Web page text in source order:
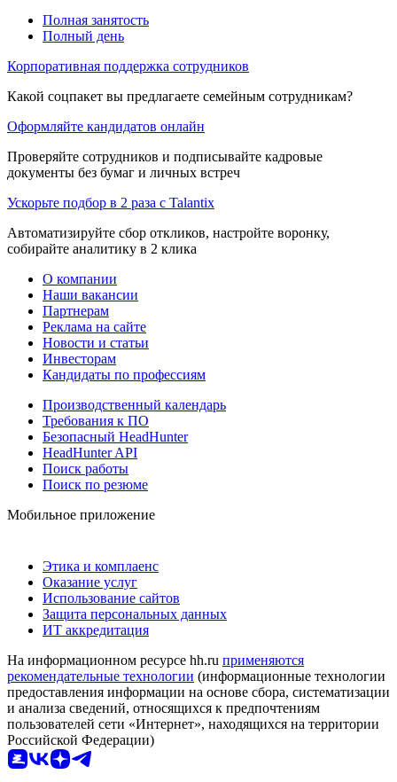
Полная занятость
Полный день
Корпоративная поддержка сотрудников
Какой соцпакет вы предлагаете семейным сотрудникам?
Оформляйте кандидатов онлайн
Проверяйте сотрудников и подписывайте кадровые
документы без бумаг и личных встреч
Ускорьте подбор в 2 раза с Talantix
Автоматизируйте сбор откликов, настройте воронку,
собирайте аналитику в 2 клика
О компании
Наши вакансии
Партнерам
Реклама на сайте
Новости и статьи
Инвесторам
Кандидаты по профессиям
Производственный календарь
Требования к ПО
Безопасный HeadHunter
HeadHunter API
Поиск работы
Поиск по резюме
Мобильное приложение
Этика и комплаенс
Оказание услуг
Использование сайтов
Защита персональных данных
ИТ аккредитация
На информационном ресурсе hh.ru применяются
рекомендательные технологии (информационные технологии
предоставления информации на основе сбора, систематизации
и анализа сведений, относящихся к предпочтениям
пользователей сети «Интернет», находящихся на территории
Российской Федерации)